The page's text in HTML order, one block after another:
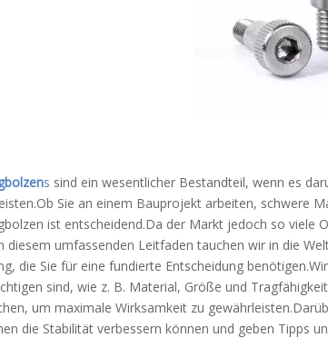
s sind ein wesentlicher Bestandteil, wenn es
Sie an einem Bauprojekt arbeiten, schwere
ist entscheidend.Da der Markt jedoch so viele
diesem umfassenden Leitfaden tauchen wir in die
die Sie für eine fundierte Entscheidung
sind, wie z. B. Material, Größe und
um maximale Wirksamkeit zu
die Stabilität verbessern können und geben Tipps